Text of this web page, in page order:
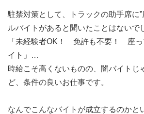
駐禁対策として、トラックの助手席に”
ルバイトがあると聞いたことはないで
「未経験者OK！ 免許も不要！ 座っ
イト」…
時給こそ高くないものの、闇バイトじ
ど、条件の良いお仕事です。
なんでこんなバイトが成立するのかと